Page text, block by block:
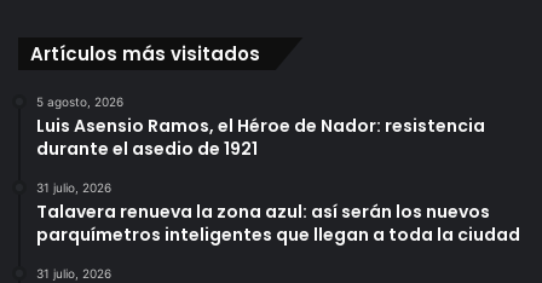
Artículos más visitados
5 agosto, 2026
Luis Asensio Ramos, el Héroe de Nador: resistencia
durante el asedio de 1921
31 julio, 2026
Talavera renueva la zona azul: así serán los nuevos
parquímetros inteligentes que llegan a toda la ciudad
31 julio, 2026